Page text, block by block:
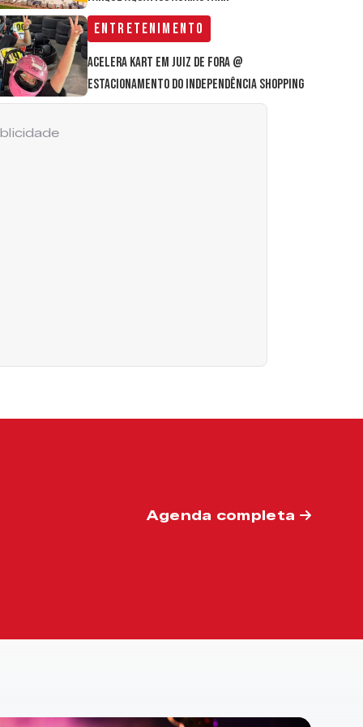
Entretenimento
Acelera Kart em Juiz de Fora @
estacionamento do Independência Shopping
Agenda completa